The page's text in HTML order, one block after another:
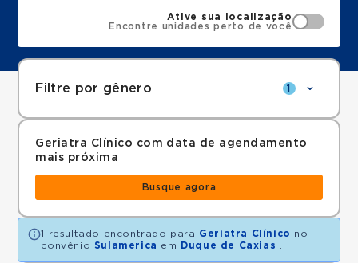
Ative sua localização
Encontre unidades perto de você
Filtre por gênero 1
Geriatra Clínico com data de agendamento
mais próxima
Busque agora
1 resultado encontrado para Geriatra Clínico no
convênio Sulamerica em Duque de Caxias